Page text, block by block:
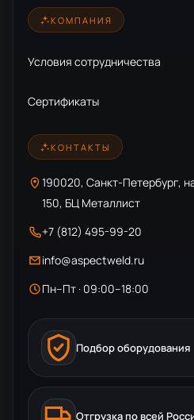
КОМПАНИЯ
Условия сотрудничества
Сертификаты
КОНТАКТЫ
190020, Санкт-Петербург,
150, БЦ Металлист
+7 (812) 495-99-20
info@aspectweld.ru
Пн–Пт · 09:00–18:00
Подбор оборудования
Отгрузка по всей